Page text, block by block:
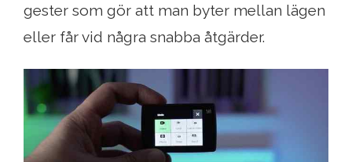
gester som gör att man byter mellan lägen
eller får vid några snabba åtgärder.